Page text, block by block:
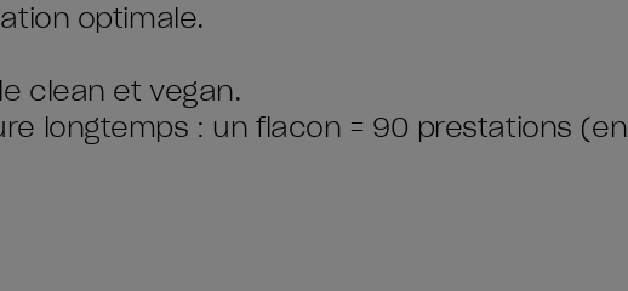
optimale.
clean et vegan.
longtemps : un flacon = 90 prestations (en